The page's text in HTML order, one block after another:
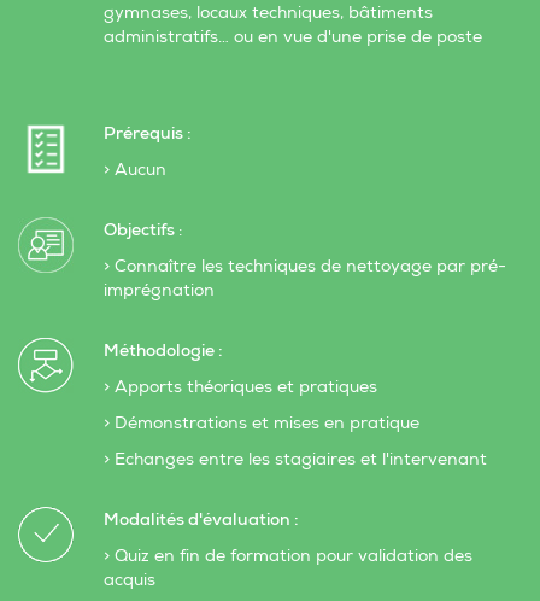
gymnases, locaux techniques, bâtiments
administratifs… ou en vue d'une prise de poste
Prérequis :
> Aucun
Objectifs :
> Connaître les techniques de nettoyage par pré-
imprégnation
Méthodologie :
> Apports théoriques et pratiques
> Démonstrations et mises en pratique
> Echanges entre les stagiaires et l'intervenant
Modalités d'évaluation :
> Quiz en fin de formation pour validation des
acquis